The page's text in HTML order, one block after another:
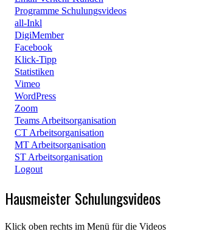
Programme Schulungsvideos
all-Inkl
DigiMember
Facebook
Klick-Tipp
Statistiken
Vimeo
WordPress
Zoom
Teams Arbeitsorganisation
CT Arbeitsorganisation
MT Arbeitsorganisation
ST Arbeitsorganisation
Logout
Hausmeister Schulungsvideos
Klick oben rechts im Menü für die Videos